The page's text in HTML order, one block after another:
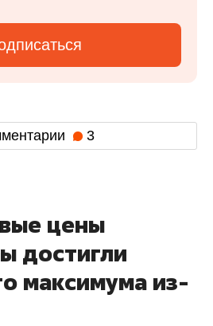
3
цены
достигли
максимума из-